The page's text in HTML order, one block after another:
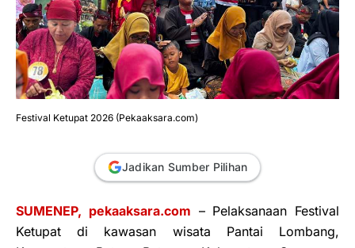
Festival Ketupat 2026 (Pekaaksara.com)
Jadikan Sumber Pilihan
SUMENEP, pekaaksara.com – Pelaksanaan Festival
Ketupat di kawasan wisata Pantai Lombang,